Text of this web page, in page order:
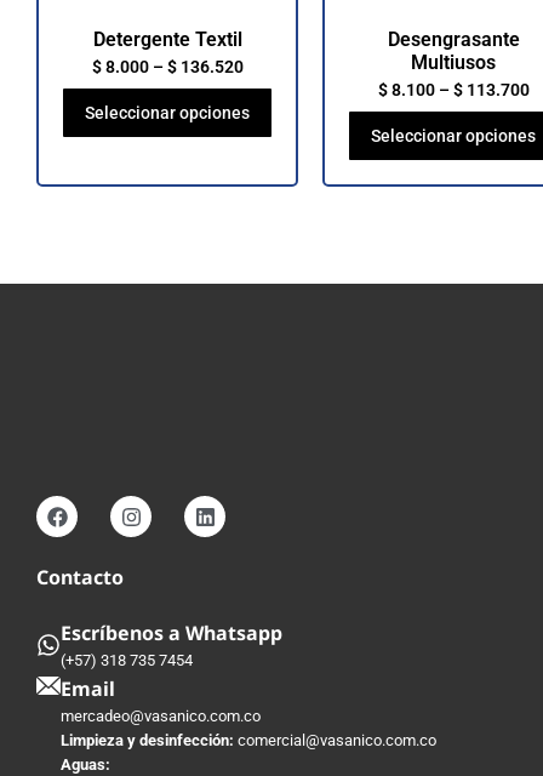
Detergente Textil
$8.000–$136.520
Seleccionar opciones
Desengrasante
Multiusos
$8.100–$113.700
Seleccionar opciones
Contacto
Escríbenos a Whatsapp
(+57) 318 735 7454
Email
mercadeo@vasanico.com.co
Limpieza y desinfección: comercial@vasanico.com.co
Aguas: